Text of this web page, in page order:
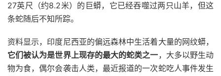
27英尺（约8.2米）的巨蟒，它已经吞噬过两只山羊，但这
条蛇随后不知所踪。
资料显示，印度尼西亚的偏远森林中生活着大量的网纹蟒，
它们被认为是世界上现存的最大的蛇类之一，大多以野生动
物为食，偶尔会袭击人类，最近报道的一次蛇吃人事件发生